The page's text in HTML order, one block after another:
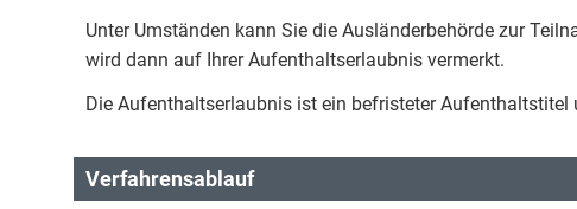
Unter Umständen kann Sie die Ausländerbehörde zur
wird dann auf Ihrer Aufenthaltserlaubnis vermerkt.
Die Aufenthaltserlaubnis ist ein befristeter
Verfahrensablauf